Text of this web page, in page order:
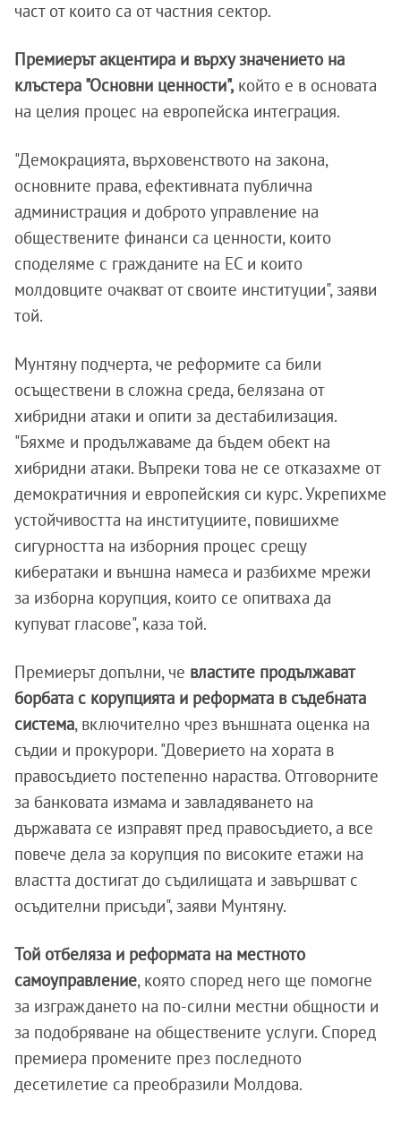
част от които са от частния сектор.
Премиерът акцентира и върху значението на
клъстера "Основни ценности", който е в основата
на целия процес на европейска интеграция.
"Демокрацията, върховенството на закона,
основните права, ефективната публична
администрация и доброто управление на
обществените финанси са ценности, които
споделяме с гражданите на ЕС и които
молдовците очакват от своите институции", заяви
той.
Мунтяну подчерта, че реформите са били
осъществени в сложна среда, белязана от
хибридни атаки и опити за дестабилизация.
"Бяхме и продължаваме да бъдем обект на
хибридни атаки. Въпреки това не се отказахме от
демократичния и европейския си курс. Укрепихме
устойчивостта на институциите, повишихме
сигурността на изборния процес срещу
кибератаки и външна намеса и разбихме мрежи
за изборна корупция, които се опитваха да
купуват гласове", каза той.
Премиерът допълни, че властите продължават
борбата с корупцията и реформата в съдебната
система, включително чрез външната оценка на
съдии и прокурори. "Доверието на хората в
правосъдието постепенно нараства. Отговорните
за банковата измама и завладяването на
държавата се изправят пред правосъдието, а все
повече дела за корупция по високите етажи на
властта достигат до съдилищата и завършват с
осъдителни присъди", заяви Мунтяну.
Той отбеляза и реформата на местното
самоуправление, която според него ще помогне
за изграждането на по-силни местни общности и
за подобряване на обществените услуги. Според
премиера промените през последното
десетилетие са преобразили Молдова.